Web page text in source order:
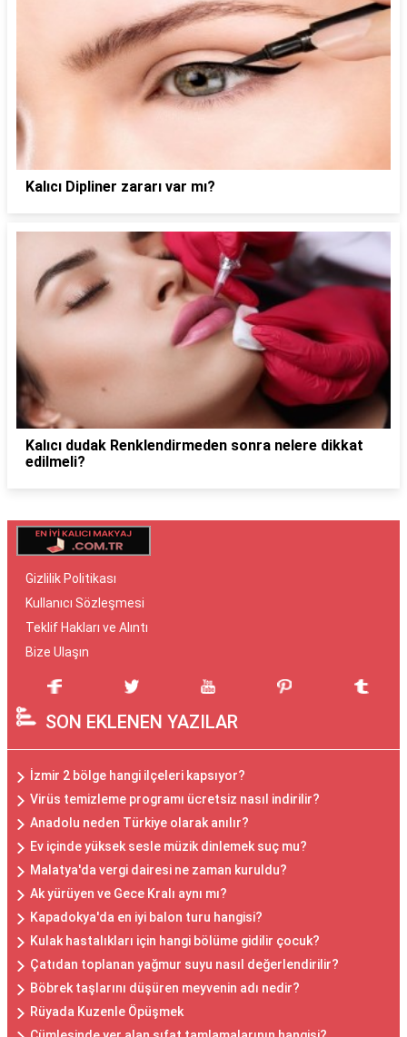
Kalıcı Dipliner zararı var mı?
Kalıcı dudak Renklendirmeden sonra nelere dikkat
edilmeli?
Gizlilik Politikası
Kullanıcı Sözleşmesi
Teklif Hakları ve Alıntı
Bize Ulaşın
SON EKLENEN YAZILAR
İzmir 2 bölge hangi ilçeleri kapsıyor?
Virüs temizleme programı ücretsiz nasıl indirilir?
Anadolu neden Türkiye olarak anılır?
Ev içinde yüksek sesle müzik dinlemek suç mu?
Malatya'da vergi dairesi ne zaman kuruldu?
Ak yürüyen ve Gece Kralı aynı mı?
Kapadokya'da en iyi balon turu hangisi?
Kulak hastalıkları için hangi bölüme gidilir çocuk?
Çatıdan toplanan yağmur suyu nasıl değerlendirilir?
Böbrek taşlarını düşüren meyvenin adı nedir?
Rüyada Kuzenle Öpüşmek